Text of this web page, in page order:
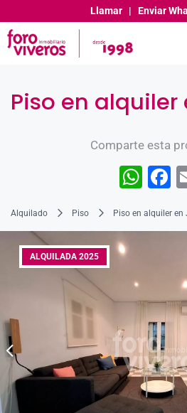
Llamar| Enviar
Piso en
Comparte esta
W
at
p
Alquilado Piso Piso en alquiler
ALQUILADA 2025